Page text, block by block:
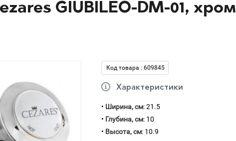
GIUBILEO-DM-01, хром
Код товара : 609845
Характеристики
• Ширина, см: 21.5
• Глубина, см: 10
• Высота, см: 10.9